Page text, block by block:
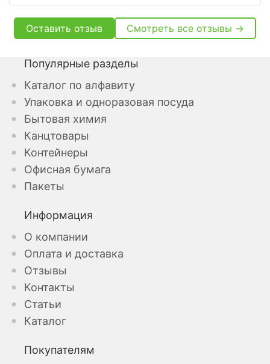
Оставить отзыв Смотреть все отзывы →
Популярные разделы
Каталог по алфавиту
Упаковка и одноразовая посуда
Бытовая химия
Канцтовары
Контейнеры
Офисная бумага
Пакеты
Информация
О компании
Оплата и доставка
Отзывы
Контакты
Статьи
Каталог
Покупателям